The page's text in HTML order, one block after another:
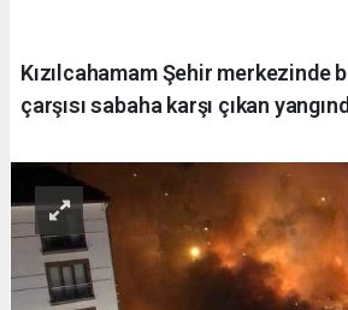
Kızılcahamam Şehir merkezinde
çarşısı sabaha karşı çıkan